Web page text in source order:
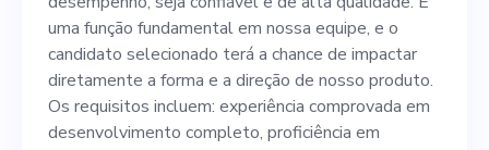
em nossa equipe, e o
candidato selecionado terá a
chance de impactar
uma função fundamental em nossa equipe, e o
candidato selecionado terá a chance de impactar
diretamente a forma e a direção de nosso produto.
Os requisitos incluem: experiência comprovada em
desenvolvimento completo, proficiência em